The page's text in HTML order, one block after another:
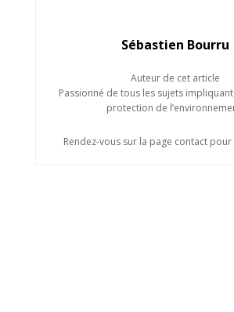
Sébastien Bourru
Auteur de cet article
Passionné de tous les sujets
protection de
Rendez-vous sur la page contact